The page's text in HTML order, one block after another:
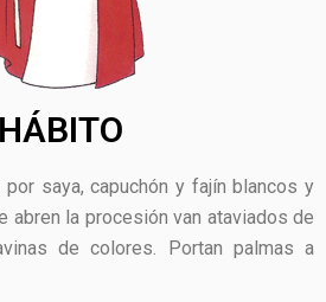
HÁBITO
saya, capuchón y fajín blancos y
abren la procesión van ataviados de
de colores. Portan palmas a